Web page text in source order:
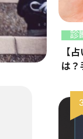
診
【
は？